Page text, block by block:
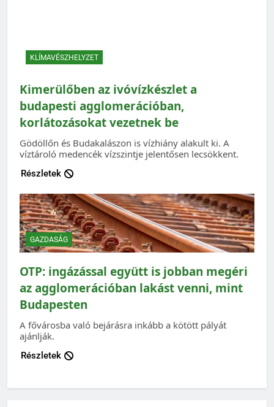
KLÍMAVÉSZHELYZET
Kimerülőben az ivóvízkészlet a
budapesti agglomerációban,
korlátozásokat vezetnek be
Gödöllőn és Budakalászon is vízhiány alakult ki. A
víztároló medencék vízszintje jelentősen lecsökkent.
Részletek
GAZDASÁG
OTP: ingázással együtt is jobban megéri
az agglomerációban lakást venni, mint
Budapesten
A fővárosba való bejárásra inkább a kötött pályát
ajánlják.
Részletek